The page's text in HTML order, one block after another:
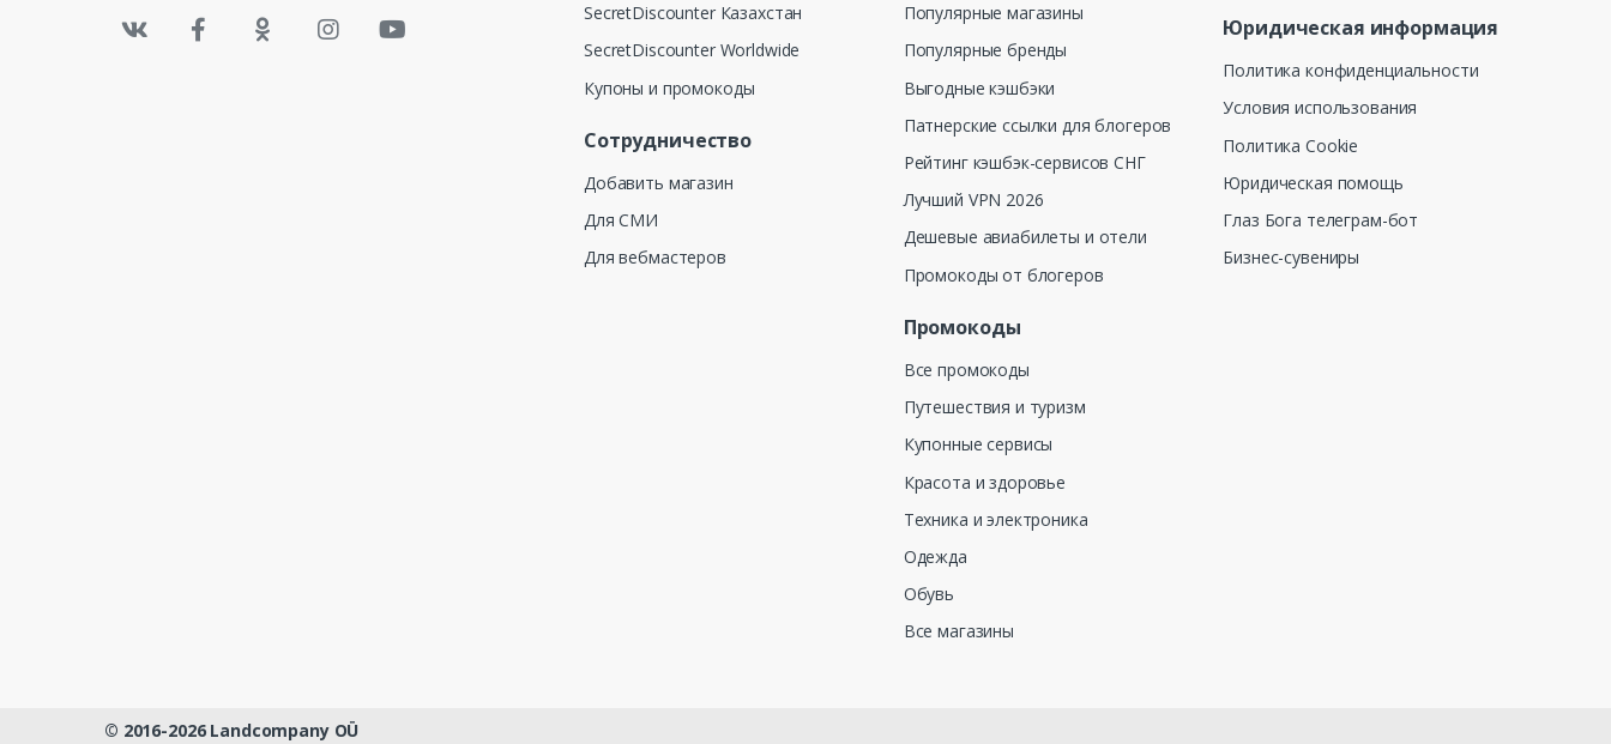
SecretDiscounter Казахстан
SecretDiscounter Worldwide
Купоны и промокоды
Сотрудничество
Добавить магазин
Для СМИ
Для вебмастеров
Популярные магазины
Популярные бренды
Выгодные кэшбэки
Патнерские ссылки для блогеров
Рейтинг кэшбэк-сервисов СНГ
Лучший VPN 2026
Дешевые авиабилеты и отели
Промокоды от блогеров
Промокоды
Все промокоды
Путешествия и туризм
Купонные сервисы
Красота и здоровье
Техника и электроника
Одежда
Обувь
Все магазины
Юридическая информация
Политика конфиденциальности
Условия использования
Политика Cookie
Юридическая помощь
Глаз Бога телеграм-бот
Бизнес-сувениры
© 2016-2026 Landcompany OÜ